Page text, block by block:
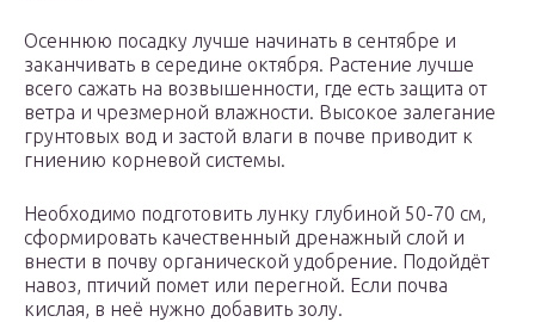
Осеннюю посадку лучше начинать в сентябре и
заканчивать в середине октября. Растение лучше
всего сажать на возвышенности, где есть защита от
ветра и чрезмерной влажности. Высокое залегание
грунтовых вод и застой влаги в почве приводит к
гниению корневой системы.
Необходимо подготовить лунку глубиной 50-70 см,
сформировать качественный дренажный слой и
внести в почву органической удобрение. Подойдёт
навоз, птичий помет или перегной. Если почва
кислая, в неё нужно добавить золу.